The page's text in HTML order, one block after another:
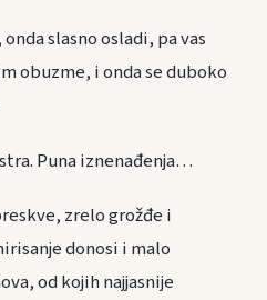
slasno osladi, pa vas
obuzme, i onda se duboko
Puna iznenađenja…
zrelo grožđe i
donosi i malo
od kojih najjasnije